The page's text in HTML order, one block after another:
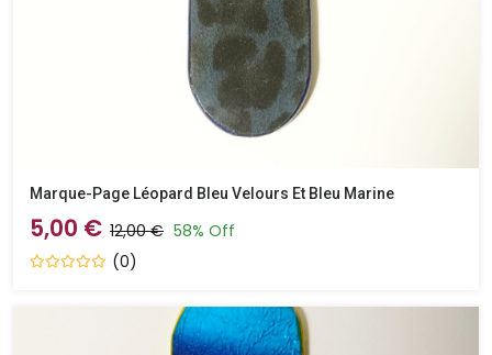
Marque-Page Léopard Bleu Velours Et Bleu Marine
5,00 € 12,00 € 58% Off
(0)